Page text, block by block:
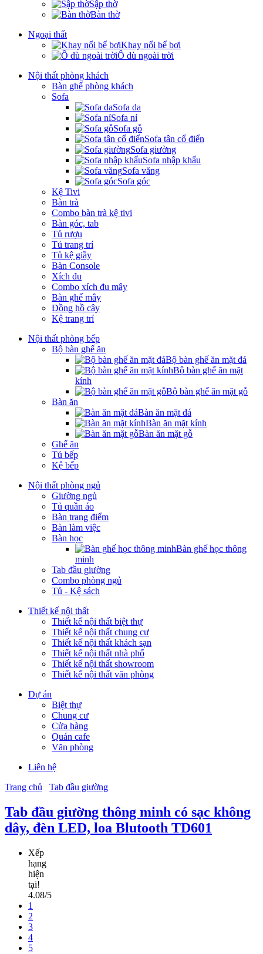
Sập thờ
Bàn thờ
Ngoại thất
Khay nổi bể bơi
Ô dù ngoài trời
Nội thất phòng khách
Bàn ghế phòng khách
Sofa
Sofa da
Sofa nỉ
Sofa gỗ
Sofa tân cổ điển
Sofa giường
Sofa nhập khẩu
Sofa văng
Sofa góc
Kệ Tivi
Bàn trà
Combo bàn trà kệ tivi
Bàn góc, tab
Tủ rượu
Tủ trang trí
Tủ kệ giầy
Bàn Console
Xích đu
Combo xích đu mây
Bàn ghế mây
Đồng hồ cây
Kệ trang trí
Nội thất phòng bếp
Bộ bàn ghế ăn
Bộ bàn ghế ăn mặt đá
Bộ bàn ghế ăn mặt
kính
Bộ bàn ghế ăn mặt gỗ
Bàn ăn
Bàn ăn mặt đá
Bàn ăn mặt kính
Bàn ăn mặt gỗ
Ghế ăn
Tủ bếp
Kệ bếp
Nội thất phòng ngủ
Giường ngủ
Tủ quần áo
Bàn trang điểm
Bàn làm việc
Bàn học
Bàn ghế học thông
minh
Tab đầu giường
Combo phòng ngủ
Tủ - Kệ sách
Thiết kế nội thất
Thiết kế nội thất biệt thự
Thiết kế nội thất chung cư
Thiết kế nội thất khách sạn
Thiết kế nội thất nhà phố
Thiết kế nội thất showroom
Thiết kế nội thất văn phòng
Dự án
Biệt thự
Chung cư
Cửa hàng
Quán cafe
Văn phòng
Liên hệ
Trang chủ
Tab đầu giường
Tab đầu giường thông minh có sạc không
dây, đèn LED, loa Blutooth TD601
Xếp
hạng
hiện
tại!
4.08/5
1
2
3
4
5